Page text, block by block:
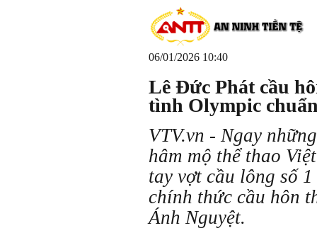
06/01/2026 10:40
Lê Đức Phát cầu
tình Olympic
VTV.vn - Ngay
hâm mộ thể thao
tay vợt cầu lông số
chính thức cầu hôn
Ánh Nguyệt.